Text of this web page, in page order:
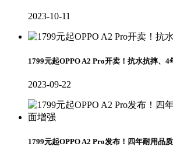
2023-10-11
1799元起OPPO A2 Pro开卖！抗水抗摔、4
2023-09-22
1799元起OPPO A2 Pro发布！四年耐用品